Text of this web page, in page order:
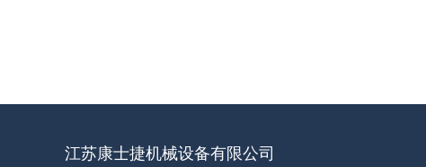
江苏康士捷机械设备有限公司